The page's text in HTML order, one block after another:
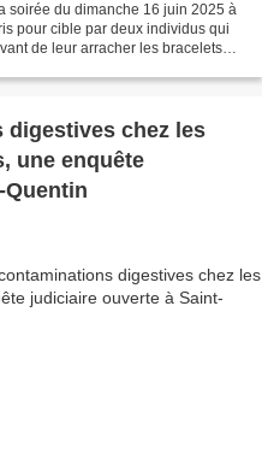
soirée du dimanche 16 juin 2025 à
pour cible par deux individus qui
de leur arracher les bracelets
digestives chez les
une enquête